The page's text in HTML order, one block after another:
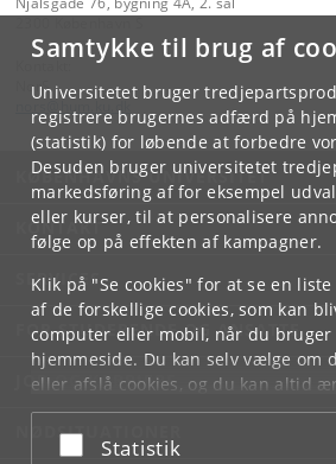
Samtykke til brug af
Universitetet bruger
registrere brugernes adfærd på
(statistik) for løbende at forbedre
Desuden bruger universitetet
markedsføring af for eksempel
eller kurser, til at personalisere
følge op på effekten af kampagner.
Klik på "Se cookies" for at se en
af de forskellige cookies, som kan
computer eller mobil, når du
hjemmeside. Du kan selv vælge om
eller afslå cookies, og du kan altid
underCookie- og privatlivspolitik
bunden af hver side.
Acceptér eller afslå
Statistik
NorS
KØBENHAVNS UNIVERSITET
KONTAKT
SERVICES
FOR STUDERENDE OG ANSATTE
JOB OG KARRIERE
NØDSITUATIONER